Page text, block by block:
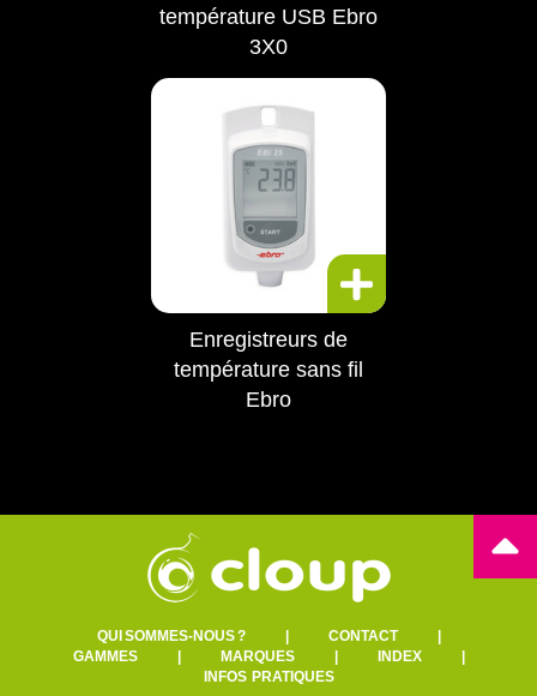
température USB Ebro
3X0
Enregistreurs de
température sans fil
Ebro
QUI SOMMES-NOUS ?| CONTACT|
GAMMES| MARQUES| INDEX|
INFOS PRATIQUES